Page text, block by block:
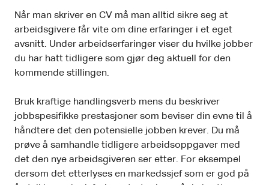
Når man skriver en CV må man alltid sikre seg at
arbeidsgivere får vite om dine erfaringer i et eget
avsnitt. Under arbeidserfaringer viser du hvilke jobber
du har hatt tidligere som gjør deg aktuell for den
kommende stillingen.
Bruk kraftige handlingsverb mens du beskriver
jobbspesifikke prestasjoner som beviser din evne til å
håndtere det den potensielle jobben krever. Du må
prøve å samhandle tidligere arbeidsoppgaver med
det den nye arbeidsgiveren ser etter. For eksempel
dersom det etterlyses en markedssjef som er god på